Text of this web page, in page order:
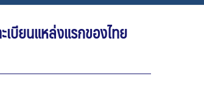
บียนแหล่งแรกของไทย